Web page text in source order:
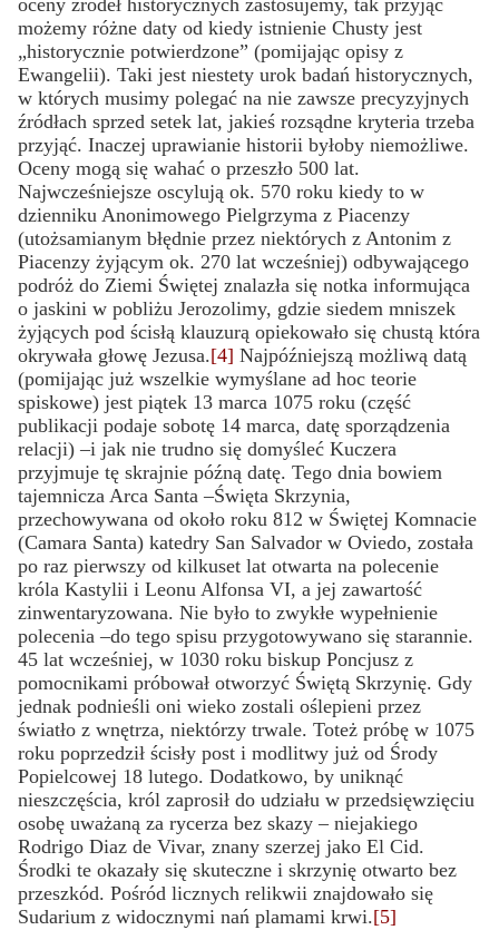
oceny źródeł historycznych zastosujemy, tak przyjąć
możemy różne daty od kiedy istnienie Chusty jest
„historycznie potwierdzone” (pomijając opisy z
Ewangelii). Taki jest niestety urok badań historycznych,
w których musimy polegać na nie zawsze precyzyjnych
źródłach sprzed setek lat, jakieś rozsądne kryteria trzeba
przyjąć. Inaczej uprawianie historii byłoby niemożliwe.
Oceny mogą się wahać o przeszło 500 lat.
Najwcześniejsze oscylują ok. 570 roku kiedy to w
dzienniku Anonimowego Pielgrzyma z Piacenzy
(utożsamianym błędnie przez niektórych z Antonim z
Piacenzy żyjącym ok. 270 lat wcześniej) odbywającego
podróż do Ziemi Świętej znalazła się notka informująca
o jaskini w pobliżu Jerozolimy, gdzie siedem mniszek
żyjących pod ścisłą klauzurą opiekowało się chustą która
okrywała głowę Jezusa.[4] Najpóźniejszą możliwą datą
(pomijając już wszelkie wymyślane ad hoc teorie
spiskowe) jest piątek 13 marca 1075 roku (część
publikacji podaje sobotę 14 marca, datę sporządzenia
relacji) –i jak nie trudno się domyśleć Kuczera
przyjmuje tę skrajnie późną datę. Tego dnia bowiem
tajemnicza Arca Santa –Święta Skrzynia,
przechowywana od około roku 812 w Świętej Komnacie
(Camara Santa) katedry San Salvador w Oviedo, została
po raz pierwszy od kilkuset lat otwarta na polecenie
króla Kastylii i Leonu Alfonsa VI, a jej zawartość
zinwentaryzowana. Nie było to zwykłe wypełnienie
polecenia –do tego spisu przygotowywano się starannie.
45 lat wcześniej, w 1030 roku biskup Poncjusz z
pomocnikami próbował otworzyć Świętą Skrzynię. Gdy
jednak podnieśli oni wieko zostali oślepieni przez
światło z wnętrza, niektórzy trwale. Toteż próbę w 1075
roku poprzedził ścisły post i modlitwy już od Środy
Popielcowej 18 lutego. Dodatkowo, by uniknąć
nieszczęścia, król zaprosił do udziału w przedsięwzięciu
osobę uważaną za rycerza bez skazy – niejakiego
Rodrigo Diaz de Vivar, znany szerzej jako El Cid.
Środki te okazały się skuteczne i skrzynię otwarto bez
przeszkód. Pośród licznych relikwii znajdowało się
Sudarium z widocznymi nań plamami krwi.[5]